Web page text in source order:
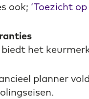
ook; ‘Toezicht
het
planner